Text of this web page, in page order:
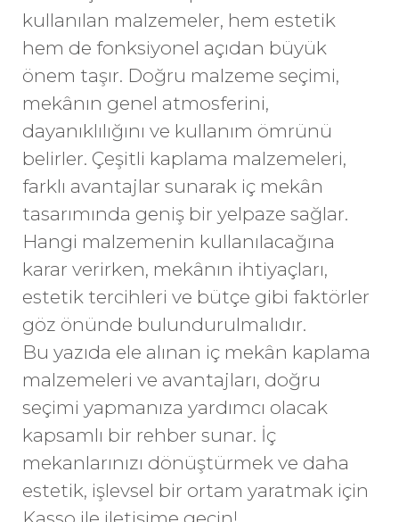
kullanılan malzemeler, hem estetik
hem de fonksiyonel açıdan büyük
önem taşır. Doğru malzeme seçimi,
mekânın genel atmosferini,
dayanıklılığını ve kullanım ömrünü
belirler. Çeşitli kaplama malzemeleri,
farklı avantajlar sunarak iç mekân
tasarımında geniş bir yelpaze sağlar.
Hangi malzemenin kullanılacağına
karar verirken, mekânın ihtiyaçları,
estetik tercihleri ve bütçe gibi faktörler
göz önünde bulundurulmalıdır.
Bu yazıda ele alınan iç mekân kaplama
malzemeleri ve avantajları, doğru
seçimi yapmanıza yardımcı olacak
kapsamlı bir rehber sunar. İç
mekanlarınızı dönüştürmek ve daha
estetik, işlevsel bir ortam yaratmak için